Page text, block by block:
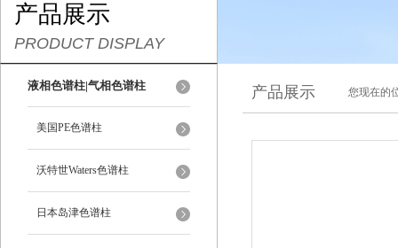
产品展示
PRODUCT DISPLAY
液相色谱柱|气相色谱柱
美国PE色谱柱
沃特世Waters色谱柱
日本岛津色谱柱
产品展示 您现在的